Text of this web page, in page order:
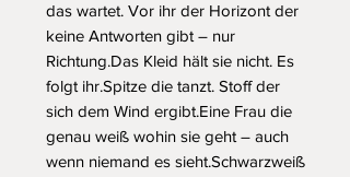
das wartet. Vor ihr der Horizont der
keine Antworten gibt – nur
Richtung.Das Kleid hält sie nicht. Es
folgt ihr.Spitze die tanzt. Stoff der
sich dem Wind ergibt.Eine Frau die
genau weiß wohin sie geht – auch
wenn niemand es sieht.Schwarzweiß